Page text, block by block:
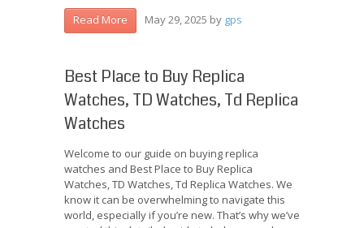
Read More May 29, 2025 by gps
Best Place to Buy Replica
Watches, TD Watches, Td Replica
Watches
Welcome to our guide on buying replica
watches and Best Place to Buy Replica
Watches, TD Watches, Td Replica Watches. We
know it can be overwhelming to navigate this
world, especially if you’re new. That’s why we’ve